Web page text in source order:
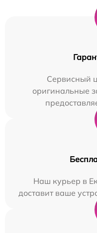
Сервисный
оригинальные
Наш курьер в
доставит ваше